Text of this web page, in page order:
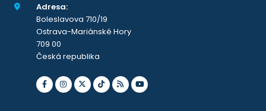
Adresa:
Boleslavova 710/19
Ostrava-Mariánské Hory
709 00
Česká republika